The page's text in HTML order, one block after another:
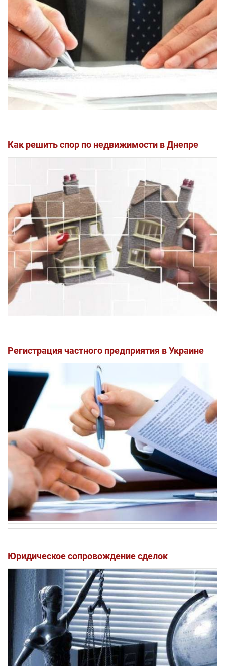
Как решить спор по недвижимости в Днепре
Регистрация частного предприятия в Украине
Юридическое сопровождение сделок